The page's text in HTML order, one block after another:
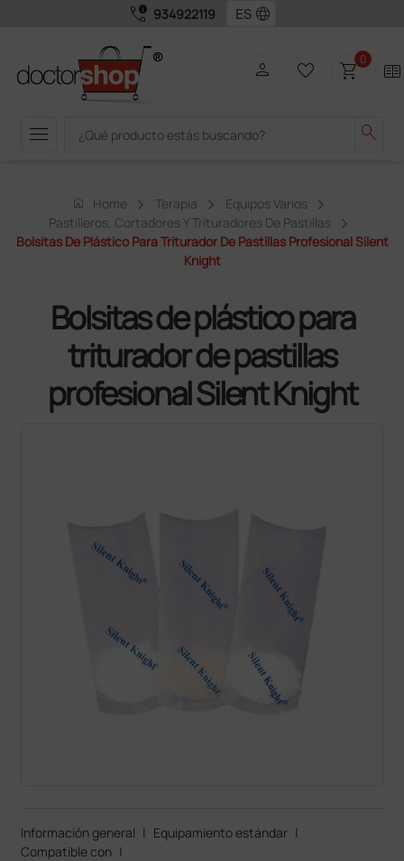
call_quality 934922119 language
menu search
person favorite_border shopping_cart0 two_pager
home Home Terapia
Equipos Varios
Pastilleros, Cortadores Y Trituradores De Pastillas
Bolsitas De Plástico Para Triturador De Pastillas Profesional Silent
Knight
Bolsitas de plástico para
triturador de pastillas
profesional Silent Knight
Información general | Equipamiento estándar |
Compatible con |